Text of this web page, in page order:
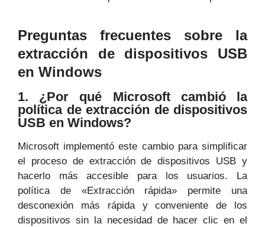
Preguntas frecuentes sobre la
extracción de dispositivos USB
en Windows
1. ¿Por qué Microsoft cambió la
política de extracción de dispositivos
USB en Windows?
Microsoft implementó este cambio para simplificar
el proceso de extracción de dispositivos USB y
hacerlo más accesible para los usuarios. La
política de «Extracción rápida» permite una
desconexión más rápida y conveniente de los
dispositivos sin la necesidad de hacer clic en el